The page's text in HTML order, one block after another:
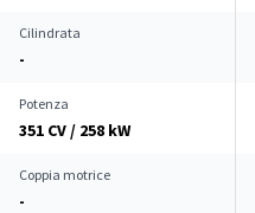
Cilindrata
-
Potenza
351 CV / 258 kW
Coppia motrice
-